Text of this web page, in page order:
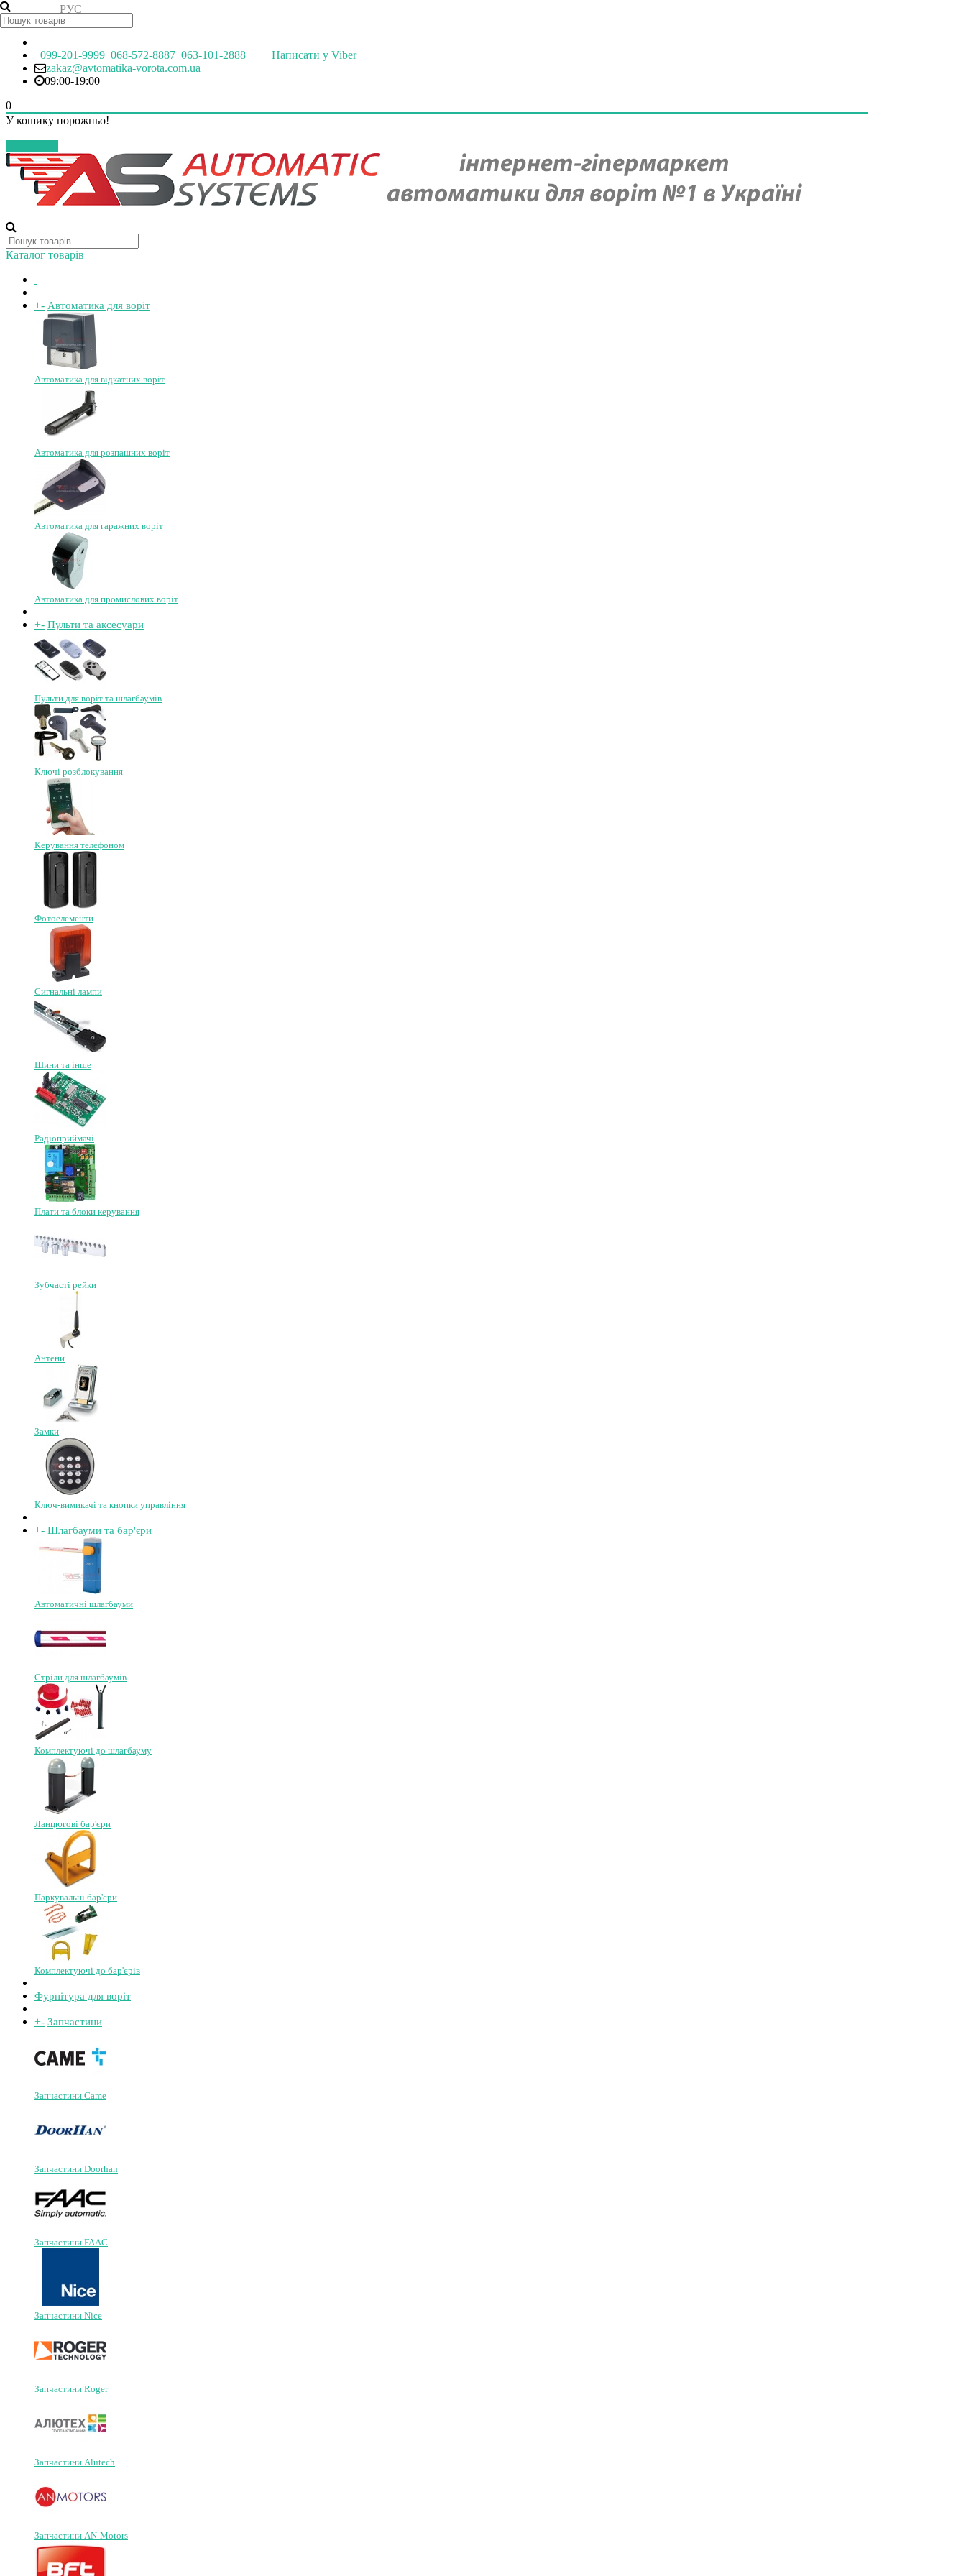
РУС
УКР
099-201-9999 068-572-8887 063-101-2888
Написати у Viber
zakaz@avtomatika-vorota.com.ua
09:00-19:00
0
У кошику порожньо!
Каталог товарів
+- Автоматика для воріт
Автоматика для відкатних воріт
Автоматика для розпашних воріт
Автоматика для гаражних воріт
Автоматика для промислових воріт
+- Пульти та аксесуари
Пульти для воріт та шлагбаумів
Ключі розблокування
Керування телефоном
Фотоелементи
Сигнальні лампи
Шини та інше
Радіоприймачі
Плати та блоки керування
Зубчасті рейки
Антени
Замки
Ключ-вимикачі та кнопки управління
+- Шлагбауми та бар'єри
Автоматичні шлагбауми
Стріли для шлагбаумів
Комплектуючі до шлагбауму
Ланцюгові бар'єри
Паркувальні бар'єри
Комплектуючі до бар'єрів
Фурнітура для воріт
+- Запчастини
Запчастини Came
Запчастини Doorhan
Запчастини FAAC
Запчастини Nice
Запчастини Roger
Запчастини Alutech
Запчастини AN-Motors